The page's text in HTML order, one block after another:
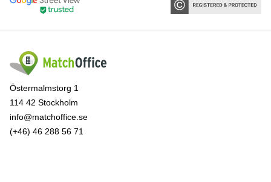
Östermalmstorg 1
114 42 Stockholm
info@matchoffice.se
(+46) 46 288 56 71